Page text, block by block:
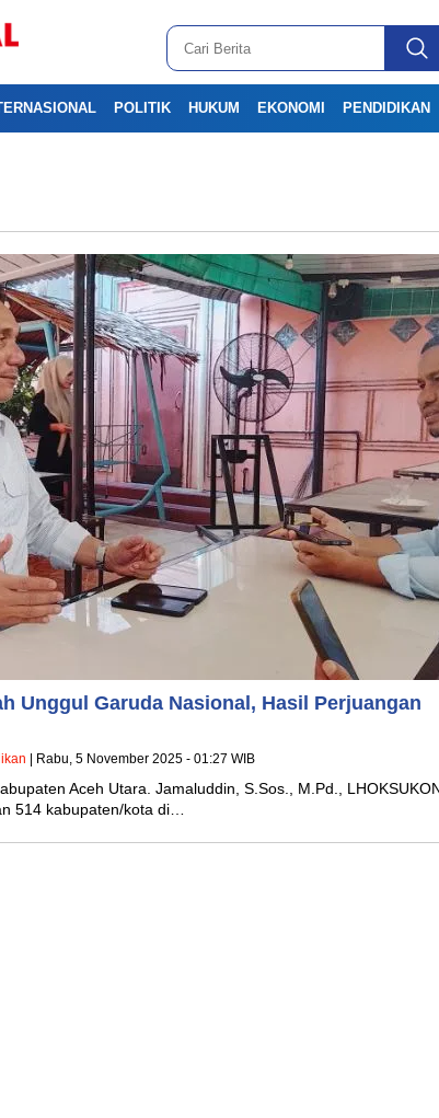
POLITIK HUKUM EKONOMI PENDIDIKAN
Unggul Garuda Nasional, Hasil Perjuangan
| Rabu, 5 November 2025 - 01:27 WIB
Aceh Utara. Jamaluddin, S.Sos., M.Pd.,
514 kabupaten/kota di…